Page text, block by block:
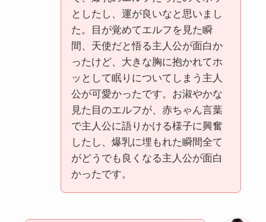
としたし、運が良いなと思いまし
た。目が覚めてエルフを見た瞬
間、天使だと悟る主人公が面白か
ったけど、大きな胸に抱かれてホ
ッとして眠りについてしまう主人
公が可愛かったです。お淑やかな
見た目のエルフが、赤ちゃん言葉
で主人公に語りかける様子に興奮
したし、爆乳に埋もれた瞬間全て
がどうでも良くなる主人公が面白
かったです。